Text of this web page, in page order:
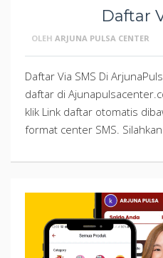
Daftar
OLEH ARJUNA PULSA CENTER
Daftar Via SMS Di
daftar di
klik Link daftar otomatis
format center SMS.